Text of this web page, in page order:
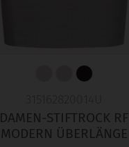
DAMEN-STIFTROCK RF
MODERN ÜBERLÄNGE